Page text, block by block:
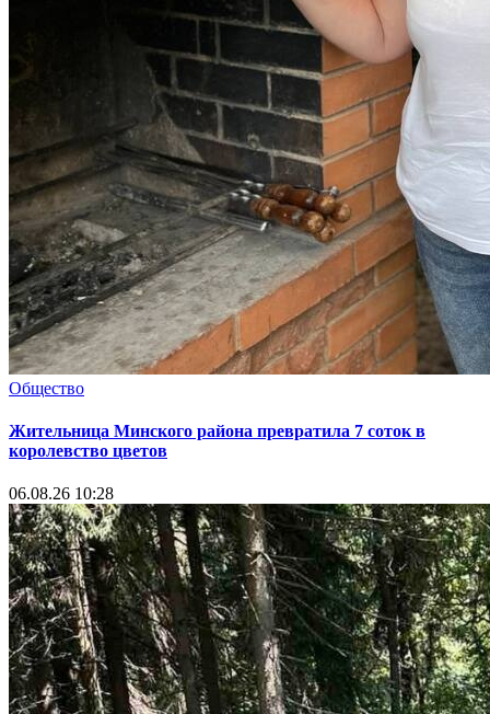
Общество
Жительница Минского района превратила 7 соток в
королевство цветов
06.08.26 10:28